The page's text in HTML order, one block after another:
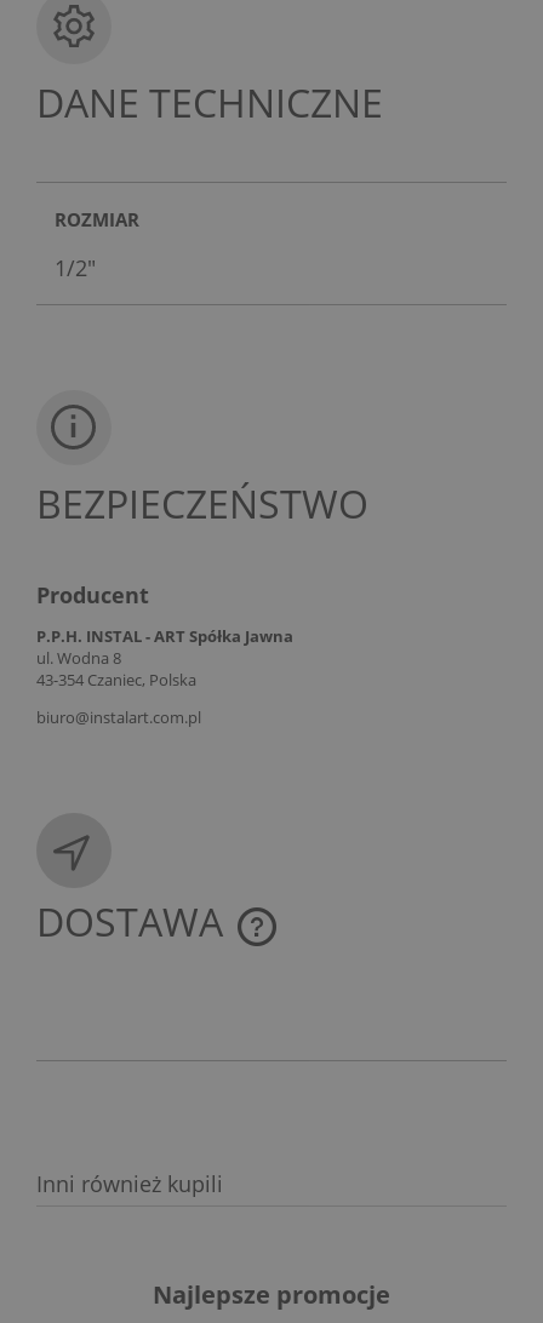
DANE TECHNICZNE
ROZMIAR
1/2"
BEZPIECZEŃSTWO
Producent
P.P.H. INSTAL - ART Spółka Jawna
ul. Wodna 8
43-354 Czaniec, Polska
biuro@instalart.com.pl
DOSTAWA
CENA NIE ZAWIERA EWENTUALNYCH KOSZTÓW
Inni również kupili
Najlepsze promocje